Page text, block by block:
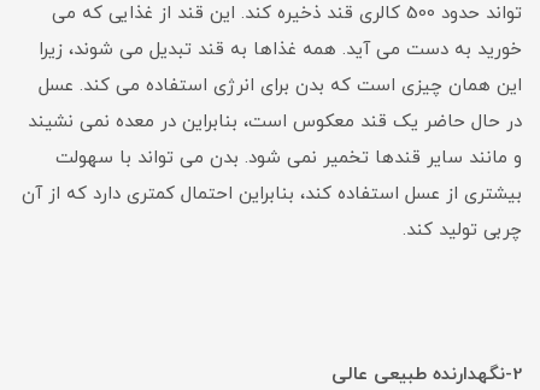
تواند حدود 500 کالری قند ذخیره کند. این قند از غذایی که می
خورید به دست می آید. همه غذاها به قند تبدیل می شوند، زیرا
این همان چیزی است که بدن برای انرژی استفاده می کند. عسل
در حال حاضر یک قند معکوس است، بنابراین در معده نمی نشیند
و مانند سایر قندها تخمیر نمی شود. بدن می تواند با سهولت
بیشتری از عسل استفاده کند، بنابراین احتمال کمتری دارد که از آن
چربی تولید کند.
2-نگهدارنده طبیعی عالی